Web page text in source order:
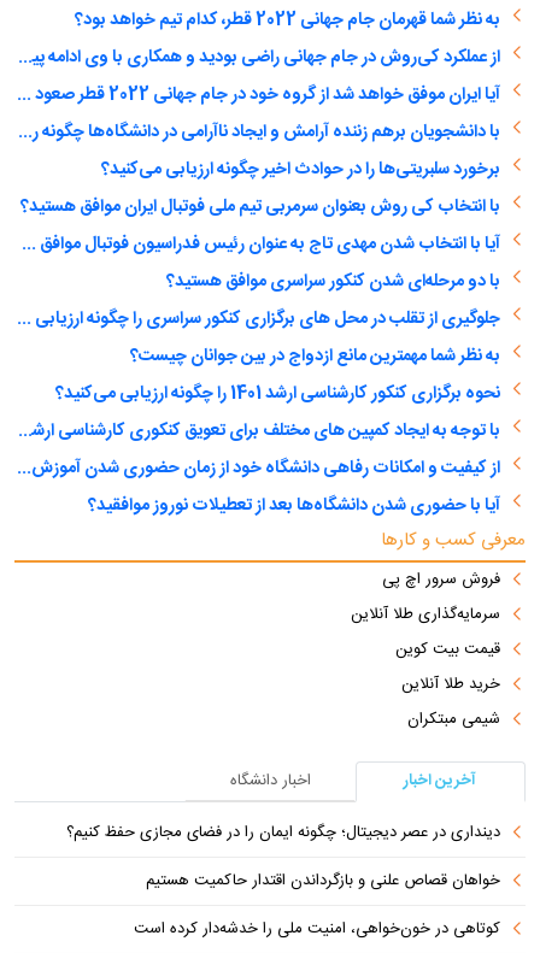
به نظر شما قهرمان جام جهانی 2022 قطر، کدام تیم خواهد بود؟
از عملکرد کی‌روش در جام جهانی راضی بودید و همکاری با وی ادامه پیدا کند؟
آیا ایران موفق خواهد شد از گروه خود در جام جهانی 2022 قطر صعود کند؟
با دانشجویان برهم زننده آرامش و ایجاد ناآرامی در دانشگاه‌ها چگونه رفتار شود؟
برخورد سلبریتی‌ها را در حوادث اخیر چگونه ارزیابی می‌کنید؟
با انتخاب کی روش بعنوان سرمربی تیم ملی فوتبال ایران موافق هستید؟
آیا با انتخاب شدن مهدی تاج به عنوان رئیس فدراسیون فوتبال موافق هستید؟
با دو مرحله‌ای شدن کنکور سراسری موافق هستید؟
جلوگیری از تقلب در محل های برگزاری کنکور سراسری را چگونه ارزیابی می کنید؟
به نظر شما مهمترین مانع ازدواج در بین جوانان چیست؟
نحوه برگزاری کنکور کارشناسی ارشد 1401 را چگونه ارزیابی می‌کنید؟
با توجه به ایجاد کمپین های مختلف برای تعویق کنکوری کارشناسی ارشد، آیا با تعویق آن موافق هستید؟
از کیفیت و امکانات رفاهی دانشگاه خود از زمان حضوری شدن آموزش عالی راضی هستید؟
آیا با حضوری شدن دانشگاه‌ها بعد از تعطیلات نوروز موافقید؟
معرفی کسب و کارها
فروش سرور اچ پی
سرمایه‌گذاری طلا آنلاین
قیمت بیت کوین
خرید طلا آنلاین
شیمی مبتکران
آخرین اخبار
اخبار دانشگاه
دینداری در عصر دیجیتال؛ چگونه ایمان را در فضای مجازی حفظ کنیم؟
خواهان قصاص علنی و بازگرداندن اقتدار حاکمیت هستیم
کوتاهی در خون‌خواهی، امنیت ملی را خدشه‌دار کرده است